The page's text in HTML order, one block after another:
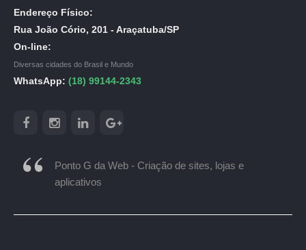
Endereço Físico:
Rua João Cório, 201 - Araçatuba/SP
On-line:
Diversas cidades do Brasil e Mundo
WhatsApp: (18) 99144-2343
Ponto G da Web - Criação de sites, lojas e
aplicativos